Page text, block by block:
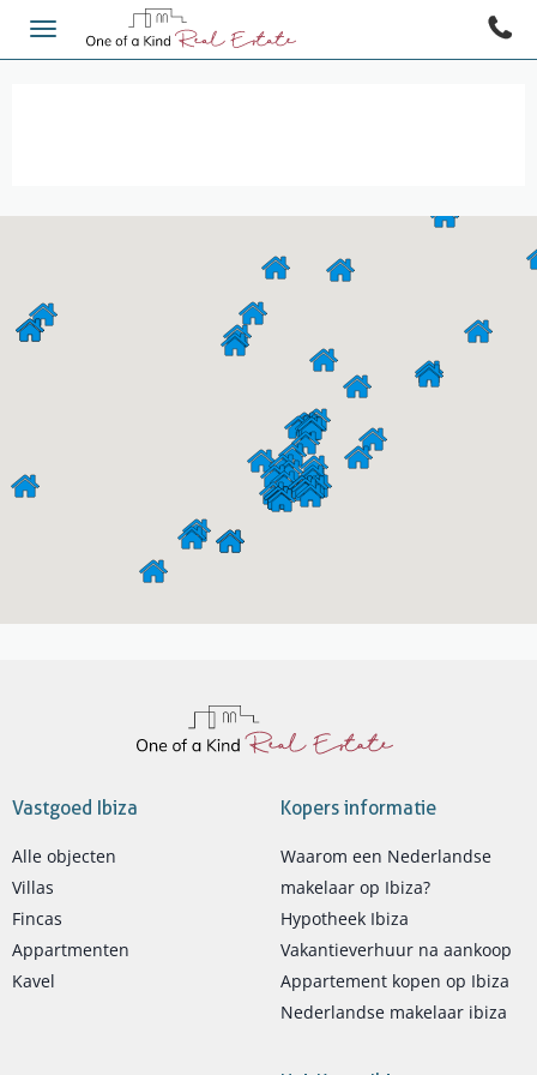
Vastgoed Ibiza
Alle objecten
Villas
Fincas
Appartmenten
Kavel
Kopers informatie
Waarom een Nederlandse
makelaar op Ibiza?
Hypotheek Ibiza
Vakantieverhuur na aankoop
Appartement kopen op Ibiza
Nederlandse makelaar ibiza